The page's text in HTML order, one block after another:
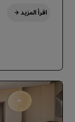
اقرأ المزيد